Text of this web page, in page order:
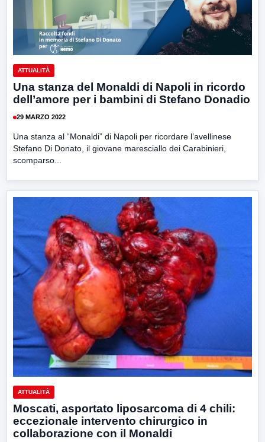
ATTUALITÀ
Una stanza del Monaldi di Napoli in ricordo
dell’amore per i bambini di Stefano Donadio
29 MARZO 2022
Una stanza al “Monaldi” di Napoli per ricordare l’avellinese
Stefano Di Donato, il giovane maresciallo dei Carabinieri,
scomparso...
ATTUALITÀ
Moscati, asportato liposarcoma di 4 chili:
eccezionale intervento chirurgico in
collaborazione con il Monaldi